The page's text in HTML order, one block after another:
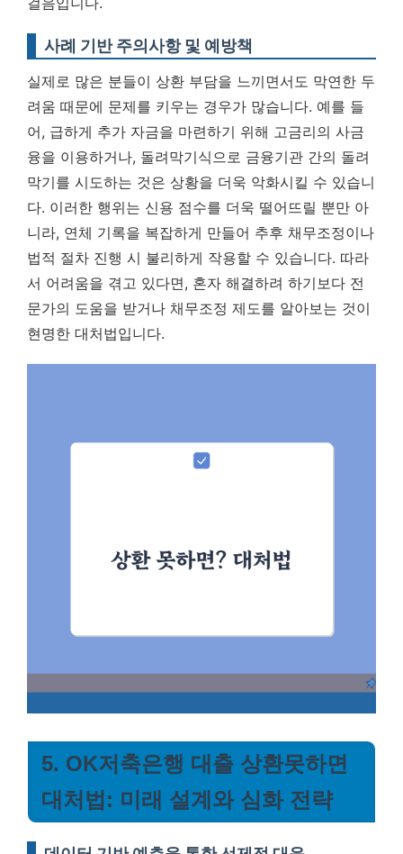
사례 기반 주의사항 및 예방책
실제로 많은 분들이 상환 부담을 느끼면서도 막연한 두
려움 때문에 문제를 키우는 경우가 많습니다. 예를 들
어, 급하게 추가 자금을 마련하기 위해 고금리의 사금
융을 이용하거나, 돌려막기식으로 금융기관 간의 돌려
막기를 시도하는 것은 상황을 더욱 악화시킬 수 있습니
다. 이러한 행위는 신용 점수를 더욱 떨어뜨릴 뿐만 아
니라, 연체 기록을 복잡하게 만들어 추후 채무조정이나
법적 절차 진행 시 불리하게 작용할 수 있습니다. 따라
서 어려움을 겪고 있다면, 혼자 해결하려 하기보다 전
문가의 도움을 받거나 채무조정 제도를 알아보는 것이
현명한 대처법입니다.
5. OK저축은행 대출 상환못하면
대처법: 미래 설계와 심화 전략